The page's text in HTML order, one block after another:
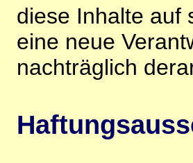
diese Inhalte auf
eine neue
nachträglich